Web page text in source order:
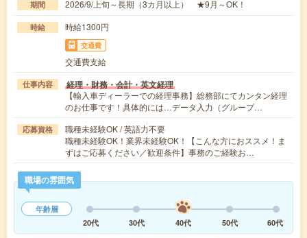
期間 2026/9/上旬～長期（3カ月以上） ★9月～OK！
時給 時給1300円
交通費
交通費支給
仕事内容 経理・財務・会計・英文経理
【輸入車ディーラーでの経理事務】総務部にてカンタン経理
のお仕事です！具体的には…データ入力（グループ…
応募資格
職種未経験OK / 英語力不要
職種未経験OK！業界未経験OK！【こんな方におススメ！ま
ずはご応募ください／歓迎条件】事務のご経験お…
職場の雰囲気
年齢層
20代
30代 40代 50代 60代